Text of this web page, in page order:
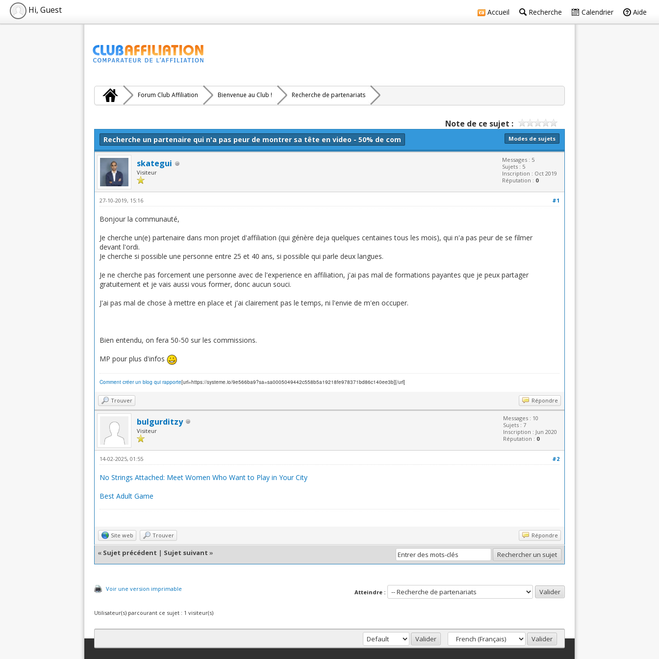
Accueil Recherche Calendrier Aide
Hi, Guest
Forum Club Affiliation Bienvenue au Club ! Recherche de partenariats
Note de ce sujet :
Modes de sujets
Recherche un partenaire qui n'a pas peur de montrer sa tête en video - 50% de com
skategui
Visiteur
Messages : 5
Sujets : 5
Inscription : Oct 2019
Réputation : 0
#1
27-10-2019, 15:16
Bonjour la communauté,
Je cherche un(e) partenaire dans mon projet d'affiliation (qui génère deja quelques centaines tous les mois), qui n'a pas peur de se filmer
devant l'ordi.
Je cherche si possible une personne entre 25 et 40 ans, si possible qui parle deux langues.
Je ne cherche pas forcement une personne avec de l'experience en affiliation, j'ai pas mal de formations payantes que je peux partager
gratuitement et je vais aussi vous former, donc aucun souci.
J'ai pas mal de chose à mettre en place et j'ai clairement pas le temps, ni l'envie de m'en occuper.
Bien entendu, on fera 50-50 sur les commissions.
MP pour plus d'infos
Comment créer un blog qui rapporte[url=https://systeme.io/9e566ba9?sa=sa0005049442c558b5a19218fe978371bd86c140ee3b][/url]
Trouver Répondre
bulgurditzy
Visiteur
Messages : 10
Sujets : 7
Inscription : Jun 2020
Réputation : 0
#2
14-02-2025, 01:55
No Strings Attached: Meet Women Who Want to Play in Your City
Best Adult Game
Site web Trouver Répondre
« Sujet précédent | Sujet suivant »
Voir une version imprimable Atteindre :
Utilisateur(s) parcourant ce sujet : 1 visiteur(s)
Contact Club Affiliation Retourner en haut Version bas-débit (Archivé) Syndication RSS